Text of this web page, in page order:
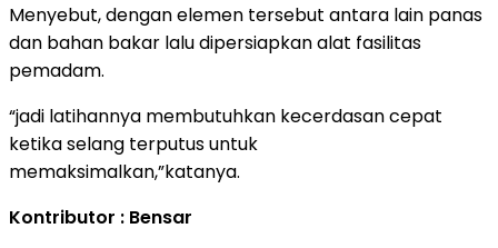
Menyebut, dengan elemen tersebut antara lain panas
dan bahan bakar lalu dipersiapkan alat fasilitas
pemadam.
“jadi latihannya membutuhkan kecerdasan cepat
ketika selang terputus untuk
memaksimalkan,”katanya.
Kontributor : Bensar